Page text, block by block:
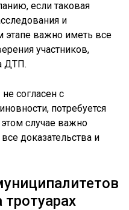
если таковая
и
этапе важно иметь все
участников,
ДТП.
согласен с
потребуется
случае важно
доказательства и
тротуарах